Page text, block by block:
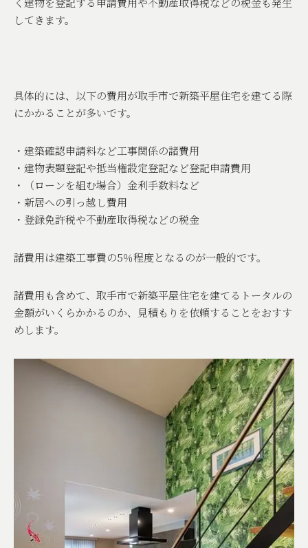
してきます。
具体的には、以下の費用が取手市で新築平屋住宅を建てる際
にかかることが多いです。
・建築確認申請料など工事関係の諸費用
・建物表題登記や抵当権設定登記など登記申請費用
・（ローンを組む場合）金利手数料など
・新居への引っ越し費用
・登録免許税や不動産取得税などの税金
諸費用は建築工事費の5％程度となるのが一般的です。
諸費用も含めて、取手市で新築平屋住宅を建てるトータルの
金額がいくらかかるのか、見積もりを依頼することをおすす
めします。